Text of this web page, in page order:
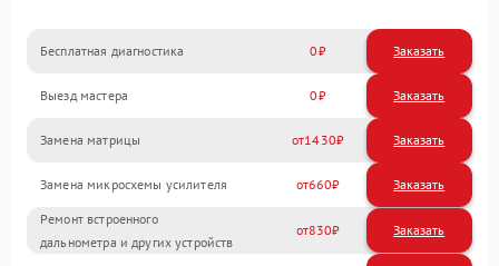
Бесплатная диагностика 0 Заказать
Выезд мастера 0 Заказать
Замена матрицы 1430
Замена микросхемы усилителя 660
Ремонт встроенного
дальнометра и других устройств
830